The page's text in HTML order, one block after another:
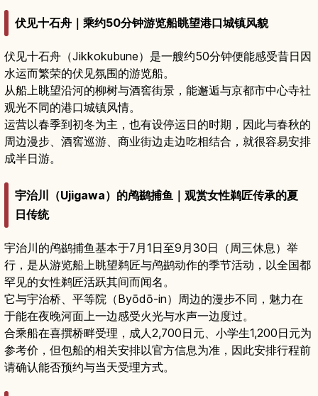
伏见十石舟｜乘约50分钟游览船眺望港口城镇风貌
伏见十石舟（Jikkokubune）是一艘约50分钟便能感受昔日因
水运而繁荣的伏见氛围的游览船。
从船上眺望沿河的柳树与酒窖街景，能邂逅与京都市中心寺社
观光不同的港口城镇风情。
运营以春季到初冬为主，也有设停运日的时期，因此与春秋的
周边漫步、酒窖巡游、商业街边走边吃相结合，就很容易安排
成半日游。
宇治川（Ujigawa）的鸬鹚捕鱼｜观赏女性鹈匠传承的夏
日传统
宇治川的鸬鹚捕鱼基本于7月1日至9月30日（周三休息）举
行，是从游览船上眺望鹈匠与鸬鹚动作的季节活动，以全国都
罕见的女性鹈匠活跃其间而闻名。
它与宇治桥、平等院（Byōdō-in）周边的漫步不同，魅力在
于能在夜晚河面上一边感受火光与水声一边度过。
合乘船在喜撰桥畔受理，成人2,700日元、小学生1,200日元为
参考价，但包船的相关安排以官方信息为准，因此安排行程前
请确认能否预约与当天受理方式。